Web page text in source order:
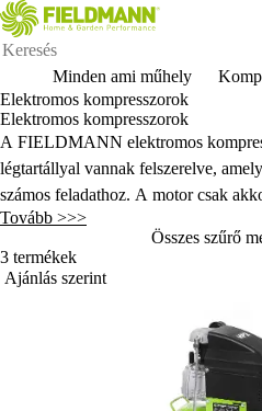
Minden ami műhely
Elektromos kompresszorok
Elektromos kompresszorok
A FIELDMANN elektromos
légtartállyal vannak felszerelve,
számos feladathoz. A motor csak
tartályban lév
gumiabroncsok felfújásakor hasznos
nyomásbeállítás.
Tovább >>>
Összes szűrő
3 termékek